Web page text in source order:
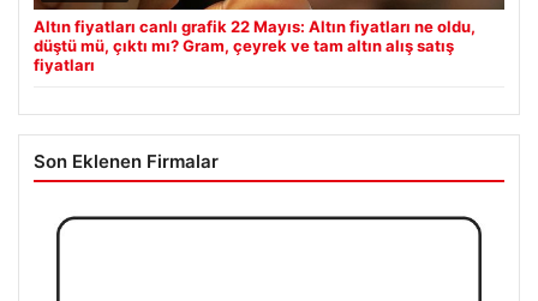
Altın fiyatları canlı grafik 22 Mayıs: Altın fiyatları ne oldu,
düştü mü, çıktı mı? Gram, çeyrek ve tam altın alış satış
fiyatları
Son Eklenen Firmalar